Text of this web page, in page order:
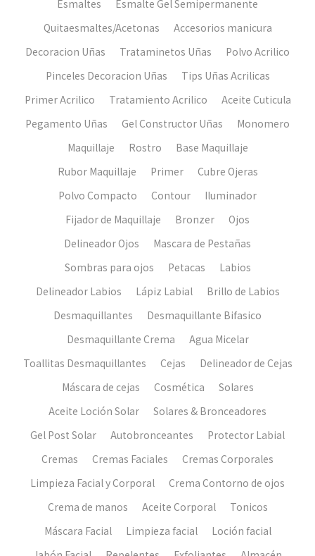
Esmaltes
Esmalte Gel Semipermanente
Quitaesmaltes/Acetonas
Accesorios manicura
Decoracion Uñas
Trataminetos Uñas
Polvo Acrilico
Pinceles Decoracion Uñas
Tips Uñas Acrilicas
Primer Acrilico
Tratamiento Acrilico
Aceite Cuticula
Pegamento Uñas
Gel Constructor Uñas
Monomero
Maquillaje
Rostro
Base Maquillaje
Rubor Maquillaje
Primer
Cubre Ojeras
Polvo Compacto
Contour
Iluminador
Fijador de Maquillaje
Bronzer
Ojos
Delineador Ojos
Mascara de Pestañas
Sombras para ojos
Petacas
Labios
Delineador Labios
Lápiz Labial
Brillo de Labios
Desmaquillantes
Desmaquillante Bifasico
Desmaquillante Crema
Agua Micelar
Toallitas Desmaquillantes
Cejas
Delineador de Cejas
Máscara de cejas
Cosmética
Solares
Aceite Loción Solar
Solares & Bronceadores
Gel Post Solar
Autobronceantes
Protector Labial
Cremas
Cremas Faciales
Cremas Corporales
Limpieza Facial y Corporal
Crema Contorno de ojos
Crema de manos
Aceite Corporal
Tonicos
Máscara Facial
Limpieza facial
Loción facial